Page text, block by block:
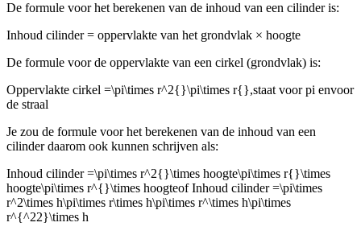
De formule voor het berekenen van de inhoud van een cilinder is:
Inhoud cilinder = oppervlakte van het grondvlak × hoogte
De formule voor de oppervlakte van een cirkel (grondvlak) is:
Oppervlakte cirkel =\pi\times r^2{}\pi\times r{},staat voor pi envoor
de straal
Je zou de formule voor het berekenen van de inhoud van een
cilinder daarom ook kunnen schrijven als:
Inhoud cilinder =\pi\times r^2{}\times hoogte\pi\times r{}\times
hoogte\pi\times r^{}\times hoogteof Inhoud cilinder =\pi\times
r^2\times h\pi\times r\times h\pi\times r^\times h\pi\times
r^{^22}\times h